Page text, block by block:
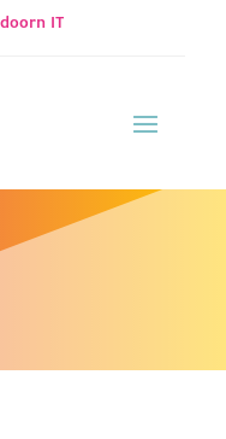
IT